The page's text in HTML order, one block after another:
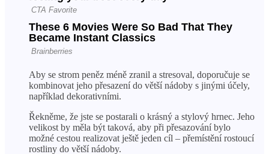
Aby se strom peněz méně zranil a stresoval, doporučuje se
kombinovat jeho přesazení do větší nádoby s jinými účely,
například dekorativními.
Řekněme, že jste se postarali o krásný a stylový hrnec. Jeho
velikost by měla být taková, aby při přesazování bylo
možné cestou realizovat ještě jeden cíl – přemístění rostoucí
rostliny do větší nádoby.